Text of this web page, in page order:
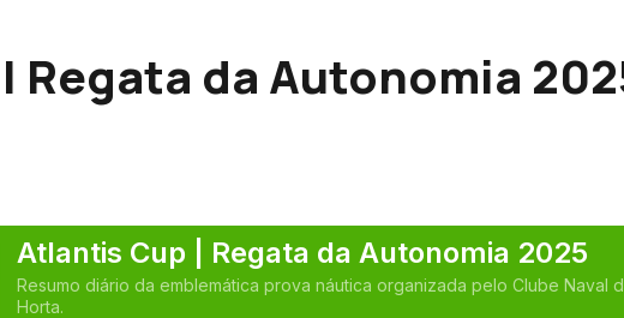
Regata da Autonomia
Atlantis Cup | Regata da Autonomia 2025
Resumo diário da emblemática prova náutica organizada pelo Clube Naval
Horta.